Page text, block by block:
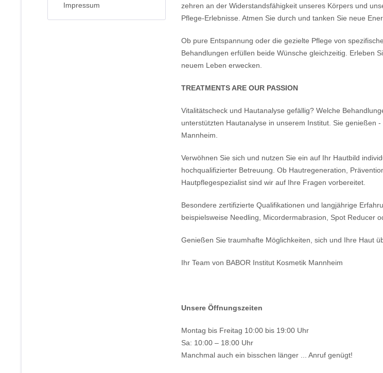
Impressum
zehren an der Widerstandsfähigkeit unseres Körpers und
Pflege-Erlebnisse. Atmen Sie durch und tanken Sie neue
Ob pure Entspannung oder die gezielte Pflege von
Behandlungen erfüllen beide Wünsche gleichzeitig. Erleben
neuem Leben erwecken.
TREATMENTS ARE OUR PASSION
Vitalitätscheck und Hautanalyse gefällig? Welche
unterstützten Hautanalyse in unserem Institut. Sie genießen
Mannheim.
Verwöhnen Sie sich und nutzen Sie ein auf Ihr Hautbild
hochqualifizierter Betreuung. Ob Hautregeneration,
Hautpflegespezialist sind wir auf Ihre Fragen vorbereitet.
Besondere zertifizierte Qualifikationen und langjährige
beispielsweise Needling, Micordermabrasion, Spot Reducer
Genießen Sie traumhafte Möglichkeiten, sich und Ihre Haut
Ihr Team von BABOR Institut Kosmetik Mannheim
Unsere Öffnungszeiten
Montag bis Freitag 10:00 bis 19:00 Uhr
Sa: 10:00 – 18:00 Uhr
Manchmal auch ein bisschen länger ... Anruf genügt!